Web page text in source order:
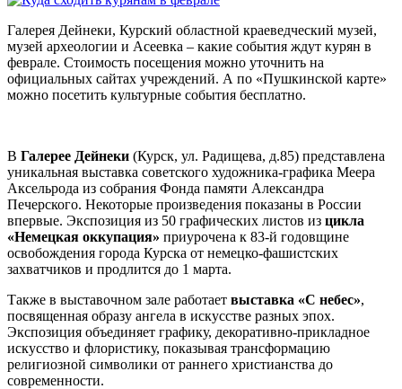
Галерея Дейнеки, Курский областной краеведческий музей,
музей археологии и Асеевка – какие события ждут курян в
феврале. Стоимость посещения можно уточнить на
официальных сайтах учреждений. А по «Пушкинской карте»
можно посетить культурные события бесплатно.
В Галерее Дейнеки (Курск, ул. Радищева, д.85) представлена
уникальная выставка советского художника-графика Меера
Аксельрода из собрания Фонда памяти Александра
Печерского. Некоторые произведения показаны в России
впервые. Экспозиция из 50 графических листов из цикла
«Немецкая оккупация» приурочена к 83-й годовщине
освобождения города Курска от немецко-фашистских
захватчиков и продлится до 1 марта.
Также в выставочном зале работает выставка «С небес»,
посвященная образу ангела в искусстве разных эпох.
Экспозиция объединяет графику, декоративно-прикладное
искусство и флористику, показывая трансформацию
религиозной символики от раннего христианства до
современности.